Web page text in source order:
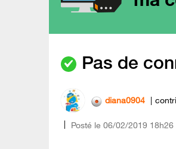
Pas de
diana0904
Posté le ‎06/02/2019 18h26